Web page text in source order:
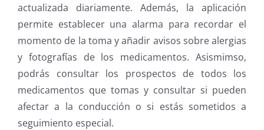
actualizada diariamente. Además, la aplicación
permite establecer una alarma para recordar el
momento de la toma y añadir avisos sobre alergias
y fotografías de los medicamentos. Asismimso,
podrás consultar los prospectos de todos los
medicamentos que tomas y consultar si pueden
afectar a la conducción o si estás sometidos a
seguimiento especial.